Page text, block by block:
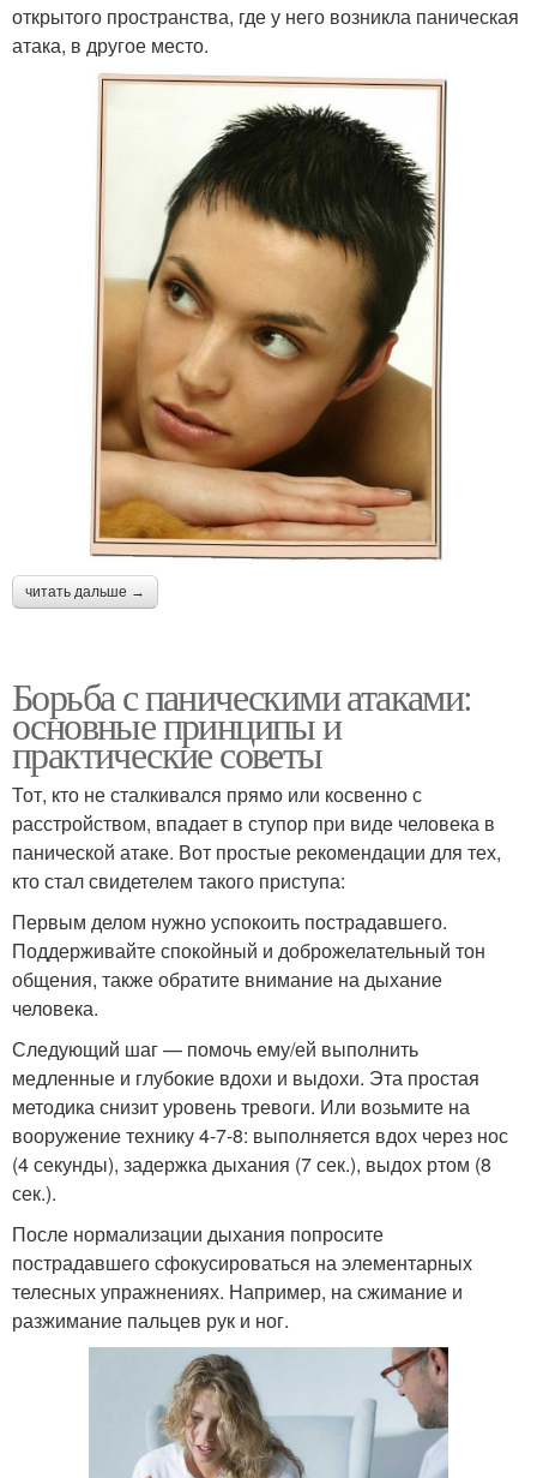
открытого пространства, где у него возникла паническая
атака, в другое место.
читать дальше →
Борьба с паническими атаками:
основные принципы и
практические советы
Тот, кто не сталкивался прямо или косвенно с
расстройством, впадает в ступор при виде человека в
панической атаке. Вот простые рекомендации для тех,
кто стал свидетелем такого приступа:
Первым делом нужно успокоить пострадавшего.
Поддерживайте спокойный и доброжелательный тон
общения, также обратите внимание на дыхание
человека.
Следующий шаг — помочь ему/ей выполнить
медленные и глубокие вдохи и выдохи. Эта простая
методика снизит уровень тревоги. Или возьмите на
вооружение технику 4-7-8: выполняется вдох через нос
(4 секунды), задержка дыхания (7 сек.), выдох ртом (8
сек.).
После нормализации дыхания попросите
пострадавшего сфокусироваться на элементарных
телесных упражнениях. Например, на сжимание и
разжимание пальцев рук и ног.